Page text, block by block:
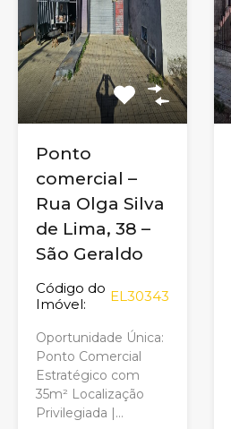
Ponto
comercial –
Rua Olga Silva
de Lima, 38 –
São Geraldo
Código do
Imóvel:
EL30343
Oportunidade Única:
Ponto Comercial
Estratégico com
35m² Localização
Privilegiada |…